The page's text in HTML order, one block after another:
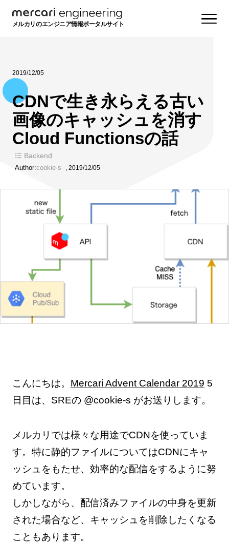
メルカリのエンジニア情報ポータルサイト
2019/12/05
CDNで生き永らえる古い
画像のキャッシュを消す
Cloud Functionsの話
Backend
Author:cookie-s , 2019/12/05
こんにちは。 Mercari Advent Calendar 2019 5
日目は、SREの @cookie-s がお送りします。
メルカリでは様々な用途でCDNを使っていま
す。特に静的ファイルについてはCDNにキャ
ッシュをもたせ、効率的な配信をするように努
めています。
しかしながら、配信済みファイルの中身を更新
された場合など、キャッシュを削除したくなる
こともあります。